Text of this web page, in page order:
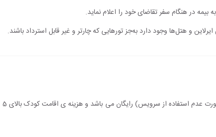
بیمه در هنگام سفر تقاضای خود را اعلام نماید.
و هتل‌ها وجود دارد به‌جز تورهایی که چارتر و غیر قابل استرداد باشند.